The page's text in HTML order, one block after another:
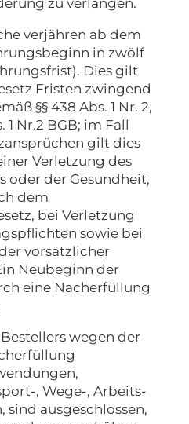
zu verlangen.
verjähren ab dem
in zwölf
Dies gilt
Fristen zwingend
§§ 438 Abs. 1 Nr. 2,
1 Nr.2 BGB; im Fall
gilt dies
Verletzung des
oder der Gesundheit,
dem
bei Verletzung
sowie bei
vorsätzlicher
Neubeginn der
eine Nacherfüllung
wegen der
, Wege-, Arbeits-
sind ausgeschlossen,